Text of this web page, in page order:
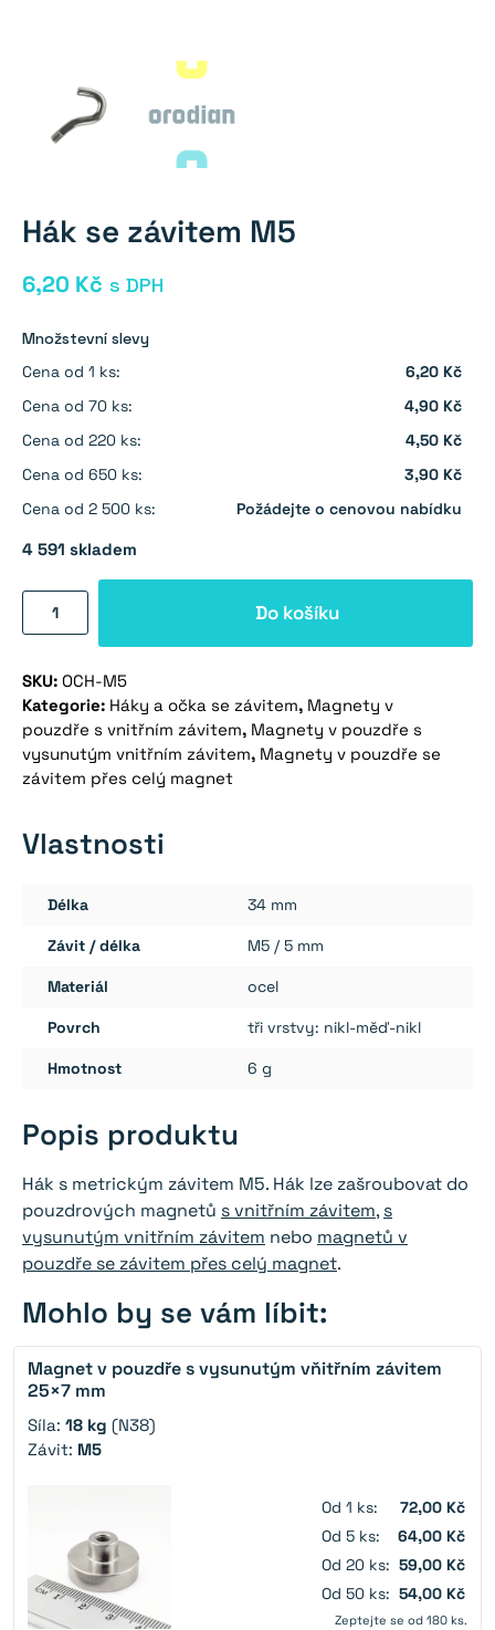
Hák se závitem M5
6,20 Kč s DPH
Množstevní slevy
Cena od 1 ks:
6,20 Kč
Cena od 70 ks:
4,90 Kč
Cena od 220 ks:
4,50 Kč
Cena od 650 ks:
3,90 Kč
Cena od 2 500 ks:
Požádejte o cenovou nabídku
4 591 skladem
se
M5
množství
Do košíku
SKU: OCH-M5
Kategorie: Háky a očka se závitem, Magnety v
pouzdře s vnitřním závitem, Magnety v pouzdře s
vysunutým vnitřním závitem, Magnety v pouzdře se
závitem přes celý magnet
Vlastnosti
Délka 34 mm
Závit / délka M5 / 5 mm
Materiál ocel
Povrch tři vrstvy: nikl-měď-nikl
Hmotnost 6 g
Popis produktu
Hák s metrickým závitem M5. Hák lze zašroubovat do
pouzdrových magnetů s vnitřním závitem, s
vysunutým vnitřním závitem nebo magnetů v
pouzdře se závitem přes celý magnet.
Mohlo by se vám líbit:
Magnet v pouzdře s vysunutým vňitřním závitem
25×7 mm
Síla: 18 kg (N38)
Závit: M5
Od 1 ks:
72,00 Kč
Od 5 ks:
64,00 Kč
Od 20 ks: 59,00 Kč
Od 50 ks: 54,00 Kč
Zeptejte se od 180 ks.